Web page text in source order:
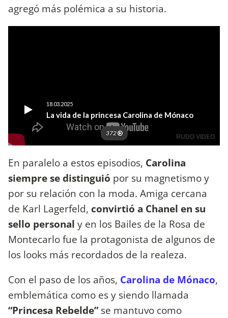
agregó más polémica a su historia.
En paralelo a estos episodios, Carolina
siempre se distinguió por su magnetismo y
por su relación con la moda. Amiga cercana
de Karl Lagerfeld, convirtió a Chanel en su
sello personal y en los Bailes de la Rosa de
Montecarlo fue la protagonista de algunos de
los looks más recordados de la realeza.
Con el paso de los años, Carolina de Mónaco,
emblemática como es y siendo llamada
“Princesa Rebelde”se mantuvo como